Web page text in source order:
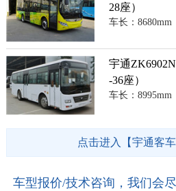
28座）
车长：8680mm
宇通
-36座）
车长：8995mm
点击进入【宇通客
车型报价/技术咨询，我们会